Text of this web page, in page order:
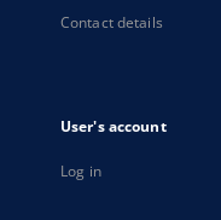
Contact details
User's account
Log in